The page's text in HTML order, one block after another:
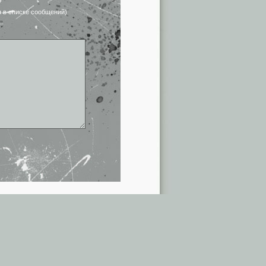
в списке сообщений)